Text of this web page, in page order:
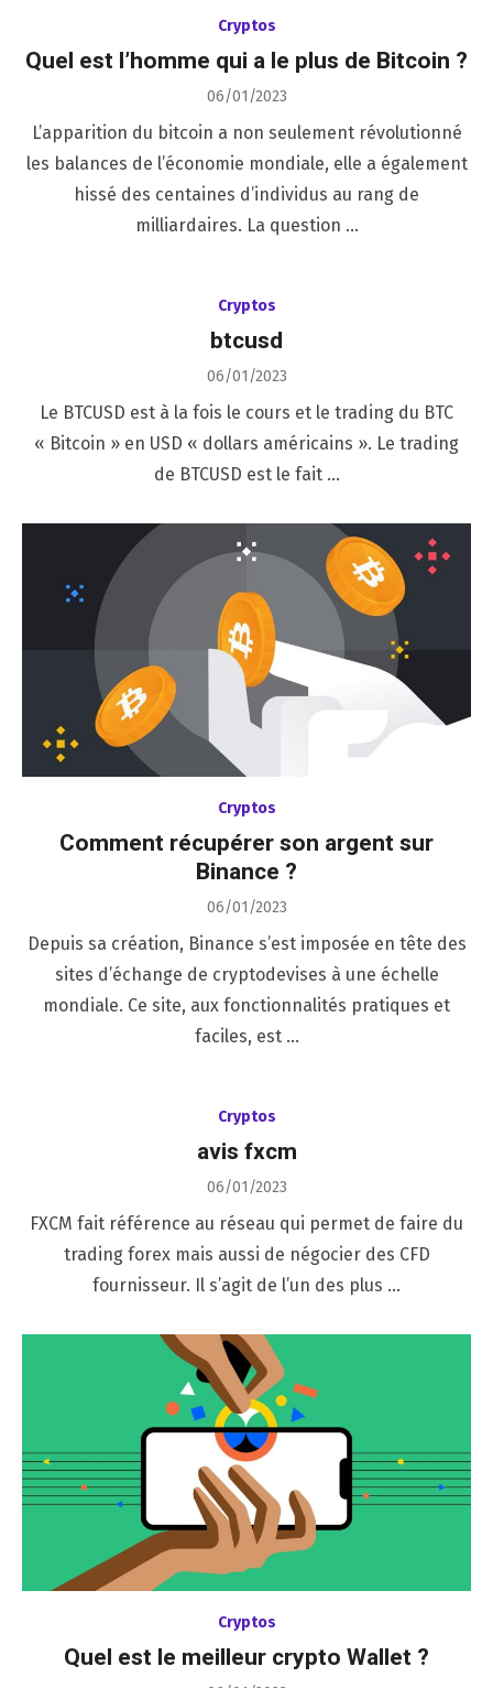
Cryptos
Quel est l’homme qui a le plus de Bitcoin ?
Posted
06/01/2023
L’apparition du bitcoin a non seulement révolutionné
les balances de l’économie mondiale, elle a également
hissé des centaines d’individus au rang de
milliardaires. La question …
Cryptos
btcusd
Posted
06/01/2023
Le BTCUSD est à la fois le cours et le trading du BTC
« Bitcoin » en USD « dollars américains ». Le trading
de BTCUSD est le fait …
Cryptos
Comment récupérer son argent sur
Binance ?
Posted
06/01/2023
Depuis sa création, Binance s’est imposée en tête des
sites d’échange de cryptodevises à une échelle
mondiale. Ce site, aux fonctionnalités pratiques et
faciles, est …
Cryptos
avis fxcm
Posted
06/01/2023
FXCM fait référence au réseau qui permet de faire du
trading forex mais aussi de négocier des CFD
fournisseur. Il s’agit de l’un des plus …
Cryptos
Quel est le meilleur crypto Wallet ?